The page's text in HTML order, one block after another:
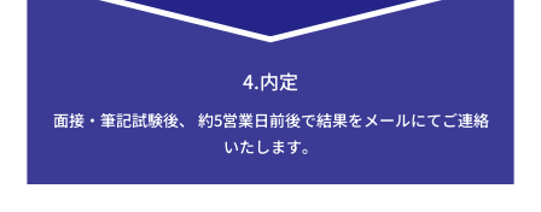
4.内定
面接・筆記試験後、 約5営業日前後で結果をメールにてご連絡
いたします。